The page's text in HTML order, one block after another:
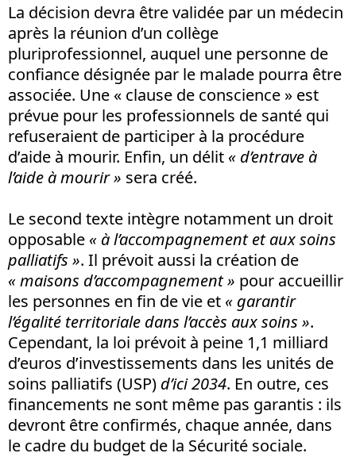
La décision devra être validée par un médecin
après la réunion d’un collège
pluriprofessionnel, auquel une personne de
confiance désignée par le malade pourra être
associée. Une « clause de conscience » est
prévue pour les professionnels de santé qui
refuseraient de participer à la procédure
d’aide à mourir. Enfin, un délit « d’entrave à
l’aide à mourir » sera créé.
Le second texte intègre notamment un droit
opposable « à l’accompagnement et aux soins
palliatifs ». Il prévoit aussi la création de
« maisons d’accompagnement » pour accueillir
les personnes en fin de vie et « garantir
l’égalité territoriale dans l’accès aux soins ».
Cependant, la loi prévoit à peine 1,1 milliard
d’euros d’investissements dans les unités de
soins palliatifs (USP) d’ici 2034. En outre, ces
financements ne sont même pas garantis : ils
devront être confirmés, chaque année, dans
le cadre du budget de la Sécurité sociale.